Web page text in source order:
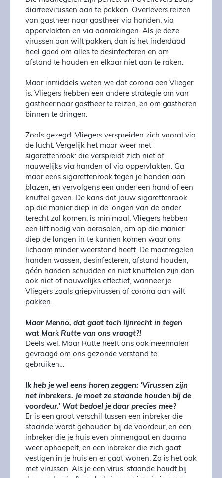
diarreevirussen aan te pakken. Overlevers reizen
van gastheer naar gastheer via handen, via
oppervlakten en via aanrakingen. Als je deze
virussen aan wilt pakken, dan is het inderdaad
heel goed om alles te desinfecteren en om
afstand te houden en elkaar niet aan te raken.
Maar inmiddels weten we dat corona een Vlieger
is. Vliegers hebben een andere strategie om van
gastheer naar gastheer te reizen, en om gastheren
binnen te dringen.
Zoals gezegd: Vliegers verspreiden zich vooral via
de lucht. Vergelijk het maar weer met
sigarettenrook: die verspreidt zich niet of
nauwelijks via handen of via oppervlakten. Ga
maar eens sigarettenrook tegen je handen aan
blazen, en vervolgens een ander een hand of een
knuffel geven. De kans dat jouw sigarettenrook
op die manier diep in de longen van de ander
terecht zal komen, is minimaal. Vliegers hebben
een lift nodig van aerosolen, om op die manier
diep de longen in te kunnen komen waar ons
lichaam minder weerstand heeft. De maatregelen
handen wassen, desinfecteren, afstand houden,
géén handen schudden en niet knuffelen zijn dan
ook niet of nauwelijks effectief, wanneer je
Vliegers zoals griepvirussen of corona aan wilt
pakken.
Maar Menno, dat gaat toch lijnrecht in tegen
wat Mark Rutte van ons vraagt?!
Deels wel. Maar Rutte heeft ons ook meermalen
gevraagd om ons gezonde verstand te
gebruiken…
Ik heb je wel eens horen zeggen: ‘Virussen zijn
net inbrekers. Je moet ze staande houden bij de
voordeur.’ Wat bedoel je daar precies mee?
Er is een groot verschil tussen een inbreker die
staande wordt gehouden bij de voordeur, en een
inbreker die je huis even binnengaat en daarna
weer ophoepelt, en een inbreker die zich gaat
vestigen in je huis en er gaat wonen. Zo is het ook
met virussen. Als je een virus ‘staande houdt bij